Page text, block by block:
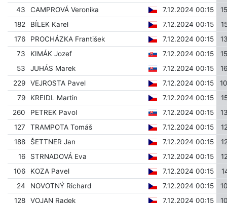
43
CAMPROVÁ Veronika 7.12.2024 00:15
182
BÍLEK Karel 7.12.2024 00:15
176
PROCHÁZKA František 7.12.2024 00:15
73
KIMÁK Jozef 7.12.2024 00:15
53
JUHÁS Marek 7.12.2024 00:15
229
VEJROSTA Pavel 7.12.2024 00:15
79
KREIDL Martin 7.12.2024 00:15
260
PETREK Pavol 7.12.2024 00:15
127
TRAMPOTA Tomáš 7.12.2024 00:15
188
ŠETTNER Jan 7.12.2024 00:15
16
STRNADOVÁ Eva 7.12.2024 00:15
106
KOZA Pavel 7.12.2024 00:15
24
NOVOTNÝ Richard 7.12.2024 00:15
128
VOJAN Radek 7.12.2024 00:15